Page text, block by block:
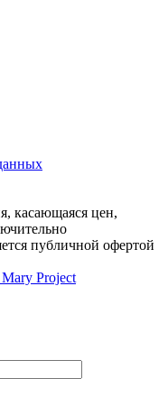
касающаяся цен,
публичной офертой
Project